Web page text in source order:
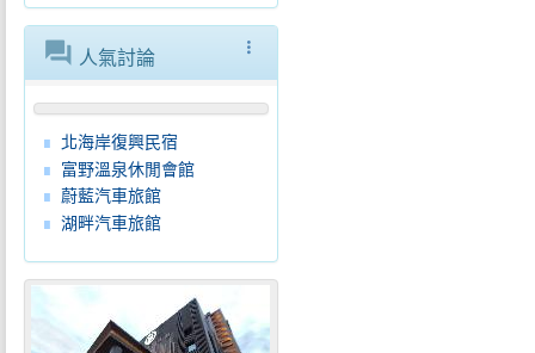
more_vert
forum 人氣討論
北海岸復興民宿
富野溫泉休閒會館
蔚藍汽車旅館
湖畔汽車旅館